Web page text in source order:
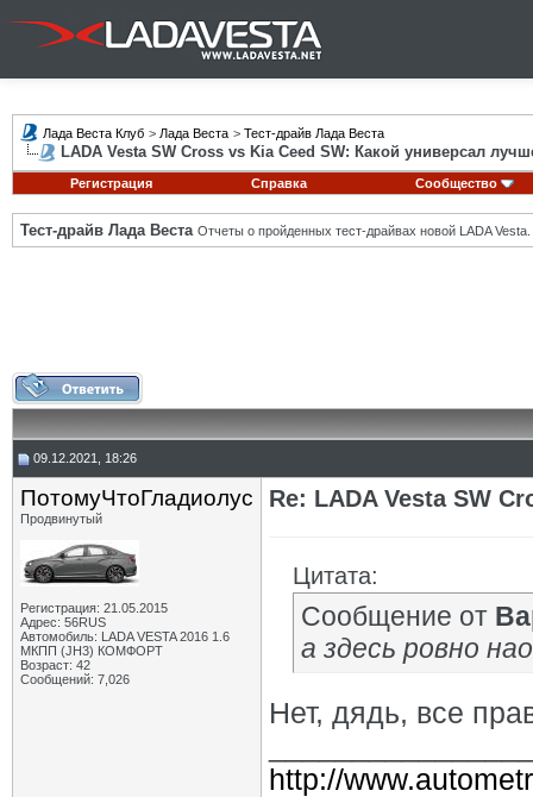
Лада Веста Клуб > Лада Веста > Тест-драйв Лада Веста
LADA Vesta SW Cross vs Kia Ceed SW: Какой универсал
Регистрация Справка Сообщество
Тест-драйв Лада Веста Отчеты о пройденных тест-драйвах новой LADA Vesta.
09.12.2021, 18:26
ПотомуЧтоГладиолус
Продвинутый
Регистрация: 21.05.2015
Адрес: 56RUS
Автомобиль: LADA VESTA 2016 1.6
МКПП (JH3) КОМФОРТ
Возраст: 42
Сообщений: 7,026
Re: LADA Vesta SW
Цитата:
Сообщение от
а здесь ровно
Нет, дядь, все
http://